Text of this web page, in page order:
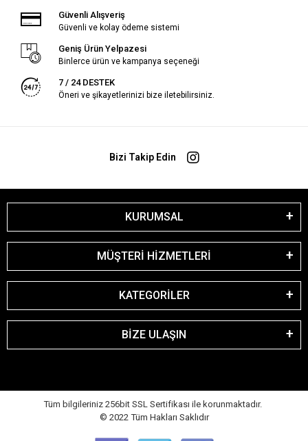
Güvenli Alışveriş
Güvenli ve kolay ödeme sistemi
Geniş Ürün Yelpazesi
Binlerce ürün ve kampanya seçeneği
7 / 24 DESTEK
Öneri ve şikayetlerinizi bize iletebilirsiniz.
Bizi Takip Edin
KURUMSAL
MÜŞTERİ HİZMETLERİ
KATEGORİLER
BİZE ULAŞIN
Tüm bilgileriniz 256bit SSL Sertifikası ile korunmaktadır.
© 2022 Tüm Hakları Saklıdır